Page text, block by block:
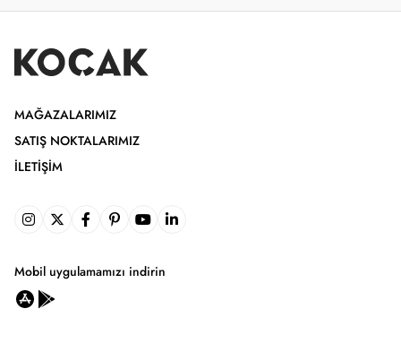
MAĞAZALARIMIZ
SATIŞ NOKTALARIMIZ
İLETIŞIM
Mobil uygulamamızı indirin